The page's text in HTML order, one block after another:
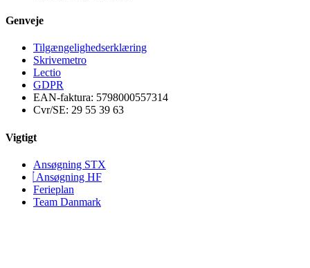
Genveje
Tilgængelighedserklæring
Skrivemetro
Lectio
GDPR
EAN-faktura: 5798000557314
Cvr/SE: 29 55 39 63
Vigtigt
Ansøgning STX
Ansøgning HF
Ferieplan
Team Danmark